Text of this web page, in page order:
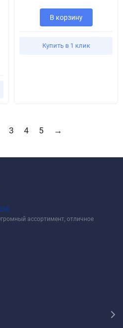
В корзину
Купить в 1 клик
3 4 5 →
ассортимент, отличное